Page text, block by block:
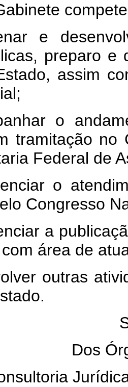
e
preparo e
assim
o
tramitação no
Federal de
o
Congresso
a
área de
outras
Dos